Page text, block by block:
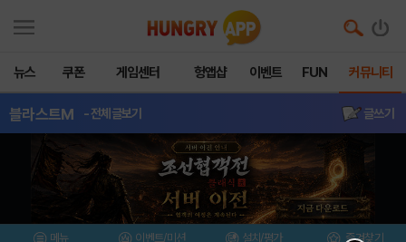
뉴스 쿠폰 게임센터 헝앱샵 이벤트 FUN 커뮤니티
블라스트M - 전체글보기 글쓰기
메뉴 이벤트/미션 설치/평가 즐겨찾기